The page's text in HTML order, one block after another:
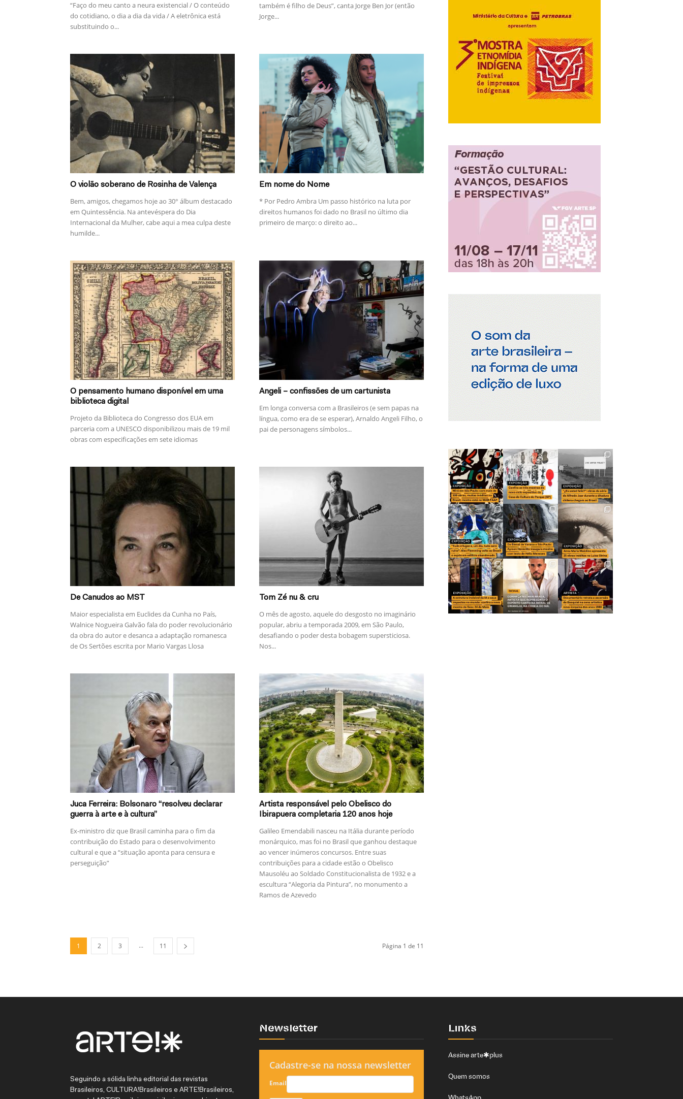
“Faço do meu canto a neura existencial / O conteúdo
do cotidiano, o dia a dia da vida / A eletrônica está
substituindo o...
também é filho de Deus”, canta Jorge Ben Jor (então
Jorge...
O violão soberano de Rosinha de Valença
Bem, amigos, chegamos hoje ao 30° álbum destacado
em Quintessência. Na antevéspera do Dia
Internacional da Mulher, cabe aqui a mea culpa deste
humilde...
Em nome do Nome
* Por Pedro Ambra Um passo histórico na luta por
direitos humanos foi dado no Brasil no último dia
primeiro de março: o direito ao...
O pensamento humano disponível em uma
biblioteca digital
Projeto da Biblioteca do Congresso dos EUA em
parceria com a UNESCO disponibilizou mais de 19 mil
obras com especificações em sete idiomas
Angeli – confissões de um cartunista
Em longa conversa com a Brasileiros (e sem papas na
língua, como era de se esperar), Arnaldo Angeli Filho, o
pai de personagens símbolos...
De Canudos ao MST
Maior especialista em Euclides da Cunha no País,
Walnice Nogueira Galvão fala do poder revolucionário
da obra do autor e desanca a adaptação romanesca
de Os Sertões escrita por Mario Vargas Llosa
Tom Zé nu & cru
O mês de agosto, aquele do desgosto no imaginário
popular, abriu a temporada 2009, em São Paulo,
desafiando o poder desta bobagem supersticiosa.
Nos...
Juca Ferreira: Bolsonaro “resolveu declarar
guerra à arte e à cultura”
Ex-ministro diz que Brasil caminha para o fim da
contribuição do Estado para o desenvolvimento
cultural e que a “situação aponta para censura e
perseguição”
Artista responsável pelo Obelisco do
Ibirapuera completaria 120 anos hoje
Galileo Emendabili nasceu na Itália durante período
monárquico, mas foi no Brasil que ganhou destaque
ao vencer inúmeros concursos. Entre suas
contribuições para a cidade estão o Obelisco
Mausoléu ao Soldado Constitucionalista de 1932 e a
escultura “Alegoria da Pintura”, no monumento a
Ramos de Azevedo
1 2 3 ... 11 Página 1 de 11
Seguindo a sólida linha editorial das revistas
Brasileiros, CULTURA!Brasileiros e ARTE!Brasileiros,
Newsletter
Cadastre-se na nossa newsletter
Email
Links
Assine arte✱plus
Quem somos